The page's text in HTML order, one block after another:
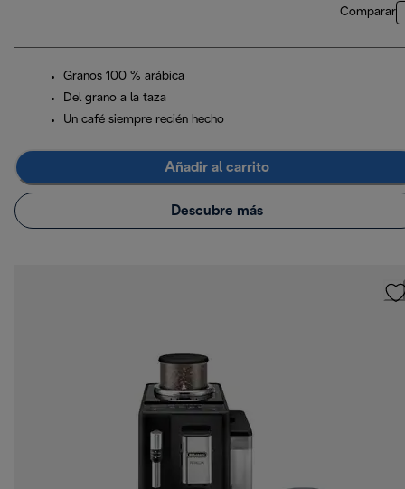
Comparar
Granos 100 % arábica
Del grano a la taza
Un café siempre recién hecho
Añadir al carrito
Descubre más